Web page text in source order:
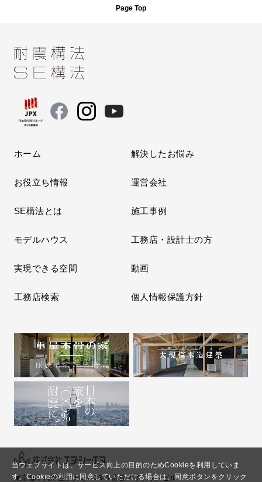
当ウェブサイトは、サービス向上の目的のためCookieを利用していま
す。Cookieの利用に同意していただける場合は、同意ボタンをクリック
Page Top
ホーム 解決したお悩み
お役立ち情報 運営会社
SE構法とは 施工事例
モデルハウス 工務店・設計士の方
実現できる空間 動画
工務店検索 個人情報保護方針
東京都千代田区永田町2-13-5 赤坂エイトワンビル